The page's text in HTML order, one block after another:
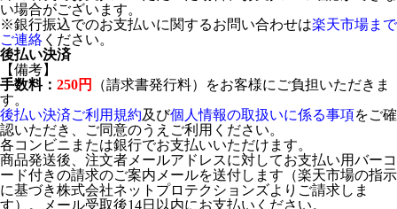
い場合がございます。
※銀行振込でのお支払いに関するお問い合わせは楽天市場まで
ご連絡 ください。
後払い決済
【備考】
手数料： 250円
（請求書発行料）をお客様にご負担いただきま
す。
後払い決済ご利用規約及び個人情報の取扱いに係る事項をご確
認いただき、ご同意のうえご利用ください。
各コンビニまたは銀行でお支払いいただけます。
商品発送後、注文者メールアドレスに対してお支払い用バーコ
ード付きの請求のご案内メールを送付します（楽天市場の指示
に基づき株式会社ネットプロテクションズよりご請求しま
す）。メール受取後14日以内にお支払いください。